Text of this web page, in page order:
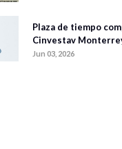
Plaza de tiempo
Cinvestav
Jun 03, 2026